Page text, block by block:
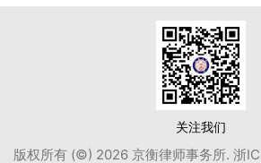
关注我们
版权所有 (©) 2026 京衡律师事务所. 浙